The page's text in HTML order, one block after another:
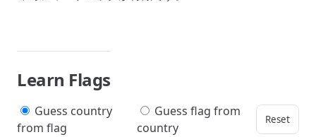
Learn Flags
Guess country
from flag
Guess flag from
country
Reset